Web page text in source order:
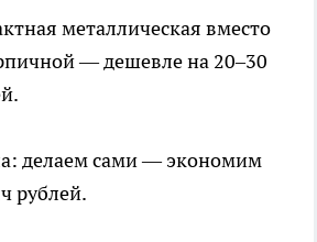
металлическая вместо
— дешевле на 20–30
делаем сами — экономим
рублей.